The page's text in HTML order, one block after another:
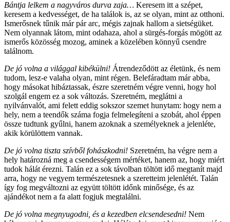
Bántja lelkem a nagyváros durva zaja… Keresem itt a szépet,
keresem a kedvességet, de ha találok is, az se olyan, mint az otthoni.
Ismerősnek tűnik már pár arc, mégis zajnak hallom a sietségüket.
Nem olyannak látom, mint odahaza, ahol a sürgés-forgás mögött az
ismerős közösség mozog, aminek a közelében könnyű csendre
találnom.
De jó volna a világgal kibékülni! Átrendeződött az életünk, és nem
tudom, lesz-e valaha olyan, mint régen. Belefáradtam már abba,
hogy másokat hibáztassak, észre szeretném végre venni, hogy hol
szolgál engem ez a sok változás. Szeretném, meglátni a
nyilvánvalót, ami felett eddig sokszor szemet hunytam: hogy nem a
hely, nem a teendők száma fogja felmelegíteni a szobát, ahol éppen
össze tudtunk gyűlni, hanem azoknak a személyeknek a jelenléte,
akik körülöttem vannak.
De jó volna tiszta szívből fohászkodni! Szeretném, ha végre nem a
hely határozná meg a csendességem mértéket, hanem az, hogy miért
tudok hálát érezni. Talán ez a sok távolban töltött idő megtanít majd
arra, hogy ne vegyem természetesnek a szeretteim jelenlétét. Talán
így fog megváltozni az együtt töltött időnk minősége, és az
ajándékot nem a fa alatt fogjuk megtalálni.
De jó volna megnyugodni, és a kezedben elcsendesedni! Nem